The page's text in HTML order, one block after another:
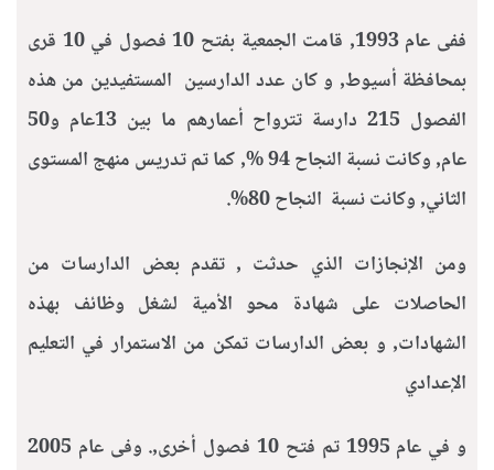
ففى عام 1993, قامت الجمعية بفتح 10 فصول في 10 قرى
بمحافظة أسيوط, و كان عدد الدارسين المستفيدين من هذه
الفصول 215 دارسة تترواح أعمارهم ما بين 13عام و50
عام, وكانت نسبة النجاح 94 %, كما تم تدريس منهج المستوى
الثاني, وكانت نسبة النجاح 80%.
ومن الإنجازات الذي حدثت , تقدم بعض الدارسات من
الحاصلات على شهادة محو الأمية لشغل وظائف بهذه
الشهادات, و بعض الدارسات تمكن من الاستمرار في التعليم
الإعدادي
و في عام 1995 تم فتح 10 فصول أخرى,. وفى عام 2005